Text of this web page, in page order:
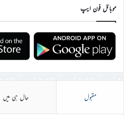
موبائل فون ایپ
مقبول حال ہی میں